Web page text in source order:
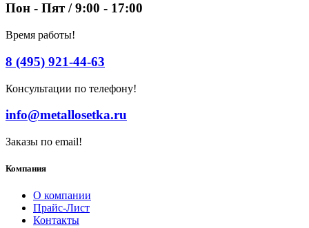
Пон - Пят / 9:00 - 17:00
Время работы!
8 (495) 921-44-63
Консультации по телефону!
info@metallosetka.ru
Заказы по email!
Компания
О компании
Прайс-Лист
Контакты